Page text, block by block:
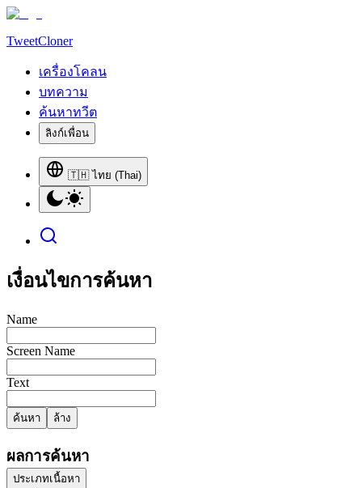
TweetCloner
เครื่องโคลน
บทความ
ค้นหาทวีต
ลิงก์เพื่อน
🇹🇭 ไทย (Thai)
เงื่อนไขการค้นหา
Name
Screen Name
Text
ค้นหา ล้าง
ผลการค้นหา
ประเภทเนื้อหา
ประเภทเนื้อหา